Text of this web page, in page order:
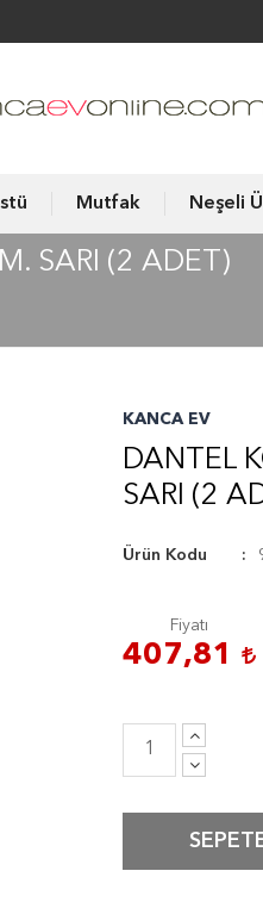
Mutfak Neşeli
SARI (2 ADET)
KANCA EV
DANTEL
SARI (2
Ürün Kodu
Fiyatı
407,81